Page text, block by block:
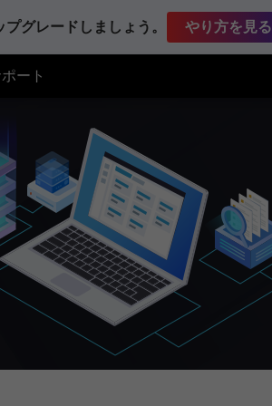
グレードしましょう。 やり方を見る
ート